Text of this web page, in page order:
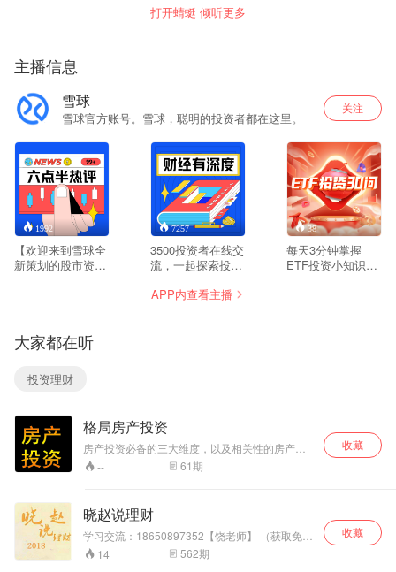
打开蜻蜓 倾听更多
主播信息
雪球
雪球官方账号。雪球，聪明的投资者都在这里。
关注
1992
【欢迎来到雪球全
新策划的股市资讯
钟，陪你get当日
股市爆点。 【节目
快速回顾，感知行
话题追踪，洞悉股
市动态 独家评论：
紧跟领域内的“老司
机”，拓宽投资视角
7257
3500投资者在线交
流，一起探索投资
微信公众号：
38
每天3分钟掌握
ETF投资小知识
人、各大基金公司
指数基金相关负责
人对于ETF从基础
式，在3分钟左右
的时间里，快速为
广大投资者梳理出
APP内查看主播
大家都在听
投资理财
格局房产投资
房产投资必备的三大维度，以及相关性的房产投
资的建议 联系微信：503961788 群：
317645710
-- 61期
收藏
晓赵说理财
学习交流：18650897352【饶老师】 （获取免费
公开课件，精选电子书，一对一交流学习，备
注：干货！！） 跟着投资总监，学会投资理财！
14 562期
收藏